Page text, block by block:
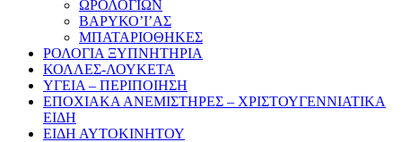
ΩΡΟΛΟΓΙΩΝ
ΒΑΡΥΚΟ’Ι’ΑΣ
ΜΠΑΤΑΡΙΟΘΗΚΕΣ
ΡΟΛΟΓΙΑ ΞΥΠΝΗΤΗΡΙΑ
ΚΟΛΛΕΣ-ΛΟΥΚΕΤΑ
ΥΓΕΙΑ – ΠΕΡΙΠΟΙΗΣΗ
ΕΠΟΧΙΑΚΑ ΑΝΕΜΙΣΤΗΡΕΣ – ΧΡΙΣΤΟΥΓΕΝΝΙΑΤΙΚΑ
ΕΙΔΗ
ΕΙΔΗ ΑΥΤΟΚΙΝΗΤΟΥ